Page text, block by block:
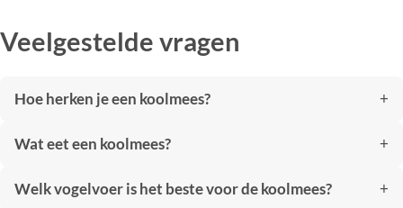
Veelgestelde vragen
Hoe herken je een koolmees?
Wat eet een koolmees?
Welk vogelvoer is het beste voor de koolmees?